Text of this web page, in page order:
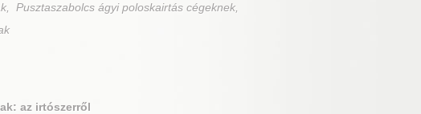
Pusztaszabolcs ágyi poloskairtás cégeknek,
az irtószerről